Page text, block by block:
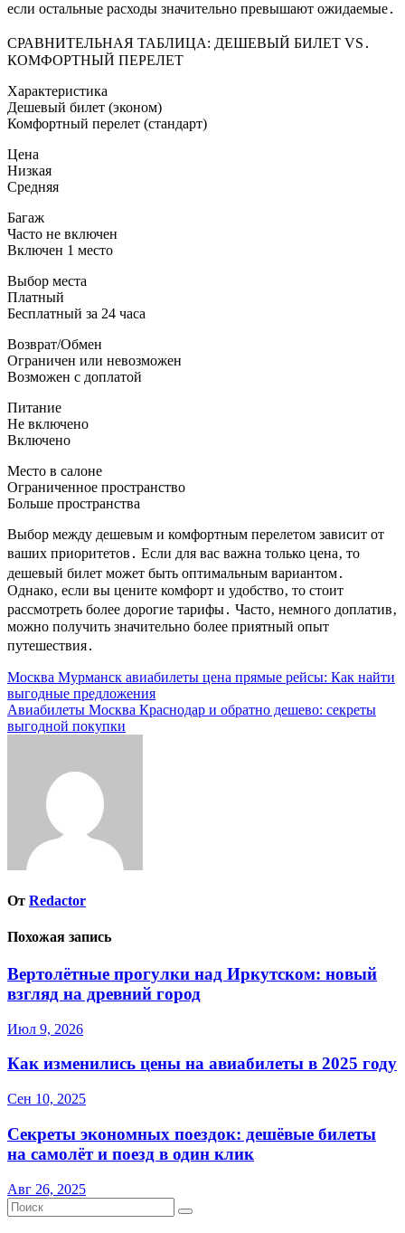
если остальные расходы значительно превышают ожидаемые․
СРАВНИТЕЛЬНАЯ ТАБЛИЦА: ДЕШЕВЫЙ БИЛЕТ VS․
КОМФОРТНЫЙ ПЕРЕЛЕТ
Характеристика
Дешевый билет (эконом)
Комфортный перелет (стандарт)
Цена
Низкая
Средняя
Багаж
Часто не включен
Включен 1 место
Выбор места
Платный
Бесплатный за 24 часа
Возврат/Обмен
Ограничен или невозможен
Возможен с доплатой
Питание
Не включено
Включено
Место в салоне
Ограниченное пространство
Больше пространства
Выбор между дешевым и комфортным перелетом зависит от
ваших приоритетов․ Если для вас важна только цена‚ то
дешевый билет может быть оптимальным вариантом․
Однако‚ если вы цените комфорт и удобство‚ то стоит
рассмотреть более дорогие тарифы․ Часто‚ немного доплатив‚
можно получить значительно более приятный опыт
путешествия․
Навигация
по
записям
Москва Мурманск авиабилеты цена прямые рейсы: Как найти
выгодные предложения
Авиабилеты Москва Краснодар и обратно дешево: секреты
выгодной покупки
От Redactor
Похожая запись
Вертолётные прогулки над Иркутском: новый
взгляд на древний город
Июл 9, 2026
Как изменились цены на авиабилеты в 2025 году
Сен 10, 2025
Секреты экономных поездок: дешёвые билеты
на самолёт и поезд в один клик
Авг 26, 2025